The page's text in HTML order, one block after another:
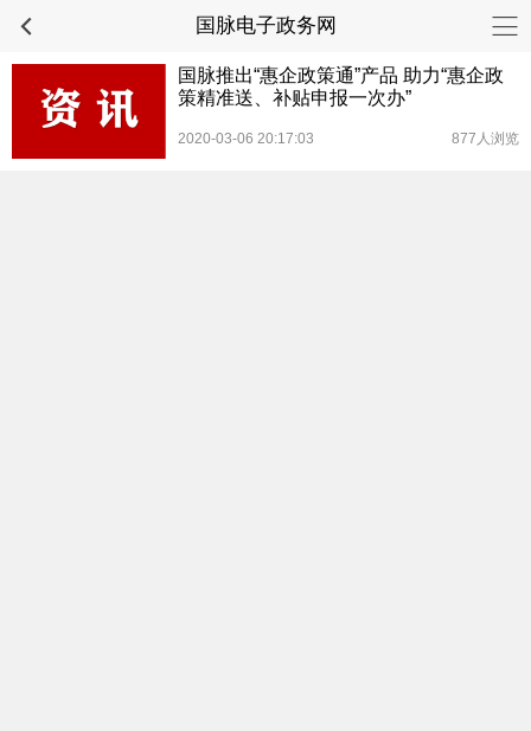
国脉电子政务网
国脉推出“惠企政策通”产品 助力“惠企政
策精准送、补贴申报一次办”
2020-03-06 20:17:03 877人浏览